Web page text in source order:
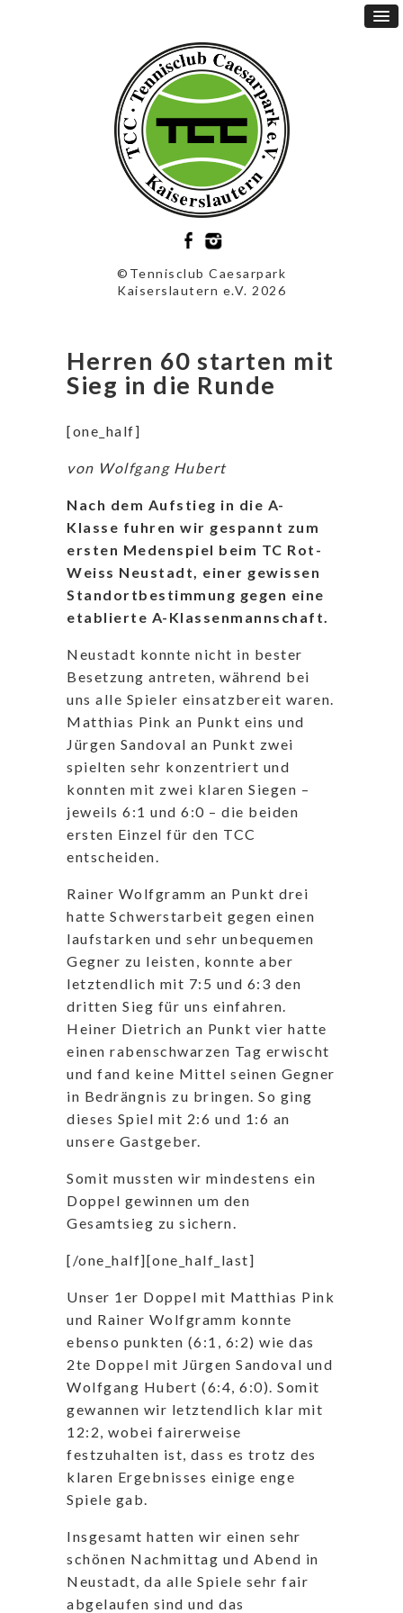
©Tennisclub Caesarpark
Kaiserslautern e.V. 2026
Herren 60 starten mit
Sieg in die Runde
[one_half]
von Wolfgang Hubert
Nach dem Aufstieg in die A-
Klasse fuhren wir gespannt zum
ersten Medenspiel beim TC Rot-
Weiss Neustadt, einer gewissen
Standortbestimmung gegen eine
etablierte A-Klassenmannschaft.
Neustadt konnte nicht in bester
Besetzung antreten, während bei
uns alle Spieler einsatzbereit waren.
Matthias Pink an Punkt eins und
Jürgen Sandoval an Punkt zwei
spielten sehr konzentriert und
konnten mit zwei klaren Siegen –
jeweils 6:1 und 6:0 – die beiden
ersten Einzel für den TCC
entscheiden.
Rainer Wolfgramm an Punkt drei
hatte Schwerstarbeit gegen einen
laufstarken und sehr unbequemen
Gegner zu leisten, konnte aber
letztendlich mit 7:5 und 6:3 den
dritten Sieg für uns einfahren.
Heiner Dietrich an Punkt vier hatte
einen rabenschwarzen Tag erwischt
und fand keine Mittel seinen Gegner
in Bedrängnis zu bringen. So ging
dieses Spiel mit 2:6 und 1:6 an
unsere Gastgeber.
Somit mussten wir mindestens ein
Doppel gewinnen um den
Gesamtsieg zu sichern.
[/one_half][one_half_last]
Unser 1er Doppel mit Matthias Pink
und Rainer Wolfgramm konnte
ebenso punkten (6:1, 6:2) wie das
2te Doppel mit Jürgen Sandoval und
Wolfgang Hubert (6:4, 6:0). Somit
gewannen wir letztendlich klar mit
12:2, wobei fairerweise
festzuhalten ist, dass es trotz des
klaren Ergebnisses einige enge
Spiele gab.
Insgesamt hatten wir einen sehr
schönen Nachmittag und Abend in
Neustadt, da alle Spiele sehr fair
abgelaufen sind und das